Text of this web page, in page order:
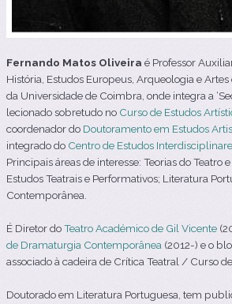
Fernando Matos Oliveira é Professor
História, Estudos Europeus, Arqueologia e
da Universidade de Coimbra, onde integra a
lecionado sobretudo no Curso de Estudos
coordenador do Doutoramento em Estudos
integrado do Centro de Estudos
Principais áreas de interesse: Teorias do Teatro
Estudos Teatrais e Performativos; Literatura
Contemporânea.
É Diretor doTeatro Académico de Gil Vicente
de Dramaturgia Contemporânea (2012-) e o
associado à cadeira de Crítica Teatral / Curso
Doutorado em Literatura Portuguesa, tem